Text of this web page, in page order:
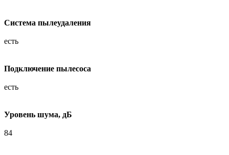
Система пылеудаления
есть
Подключение пылесоса
есть
Уровень шума, дБ
84